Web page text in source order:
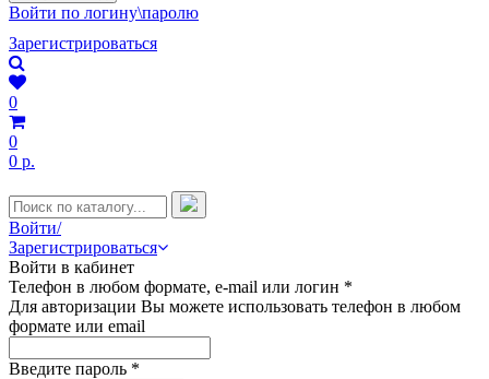
Войти по логину\паролю
Зарегистрироваться
0
0
0 р.
Войти/
Зарегистрироваться
Войти в кабинет
Телефон в любом формате, e-mail или логин *
Для авторизации Вы можете использовать телефон в любом
формате или email
Введите пароль *